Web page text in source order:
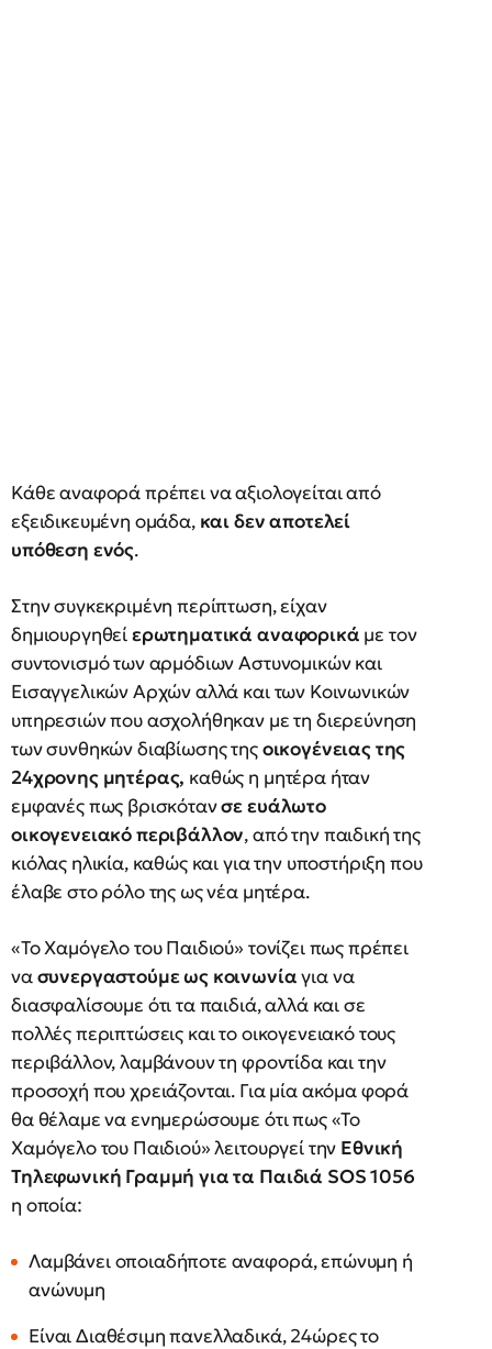
Κάθε αναφορά πρέπει να αξιολογείται από
εξειδικευμένη ομάδα, και δεν αποτελεί
υπόθεση ενός.
Στην συγκεκριμένη περίπτωση, είχαν
δημιουργηθείερωτηματικά αναφορικά με τον
συντονισμό των αρμόδιων Αστυνομικών και
Εισαγγελικών Αρχών αλλά και των Κοινωνικών
υπηρεσιών που ασχολήθηκαν με τη διερεύνηση
των συνθηκών διαβίωσης τηςοικογένειας της
24χρονης μητέρας, καθώς η μητέρα ήταν
εμφανές πως βρισκότανσε ευάλωτο
οικογενειακό περιβάλλον, από την παιδική της
κιόλας ηλικία, καθώς και για την υποστήριξη που
έλαβε στο ρόλο της ως νέα μητέρα.
«Το Χαμόγελο του Παιδιού» τονίζει πως πρέπει
νασυνεργαστούμε ως κοινωνίαγια να
διασφαλίσουμε ότι τα παιδιά, αλλά και σε
πολλές περιπτώσεις και το οικογενειακό τους
περιβάλλον, λαμβάνουν τη φροντίδα και την
προσοχή που χρειάζονται. Για μία ακόμα φορά
θα θέλαμε να ενημερώσουμε ότι πως «Το
Χαμόγελο του Παιδιού» λειτουργεί την Εθνική
Τηλεφωνική Γραμμή για τα Παιδιά SOS1056
η οποία:
Λαμβάνει οποιαδήποτε αναφορά, επώνυμη ή
ανώνυμη
Είναι Διαθέσιμη πανελλαδικά, 24ώρες το